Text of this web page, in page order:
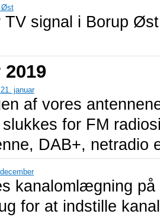
Øst
TV signal i Borup
januar
af vores
for FM
DAB+, netradio
kanalomlægning
for at indstille